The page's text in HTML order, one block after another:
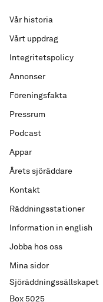
Sjöräddningssällskapet
Box 5025
Vår historia
Vårt uppdrag
Integritetspolicy
Annonser
Föreningsfakta
Pressrum
Podcast
Appar
Årets sjöräddare
Kontakt
Räddningsstationer
Information in english
Jobba hos oss
Mina sidor